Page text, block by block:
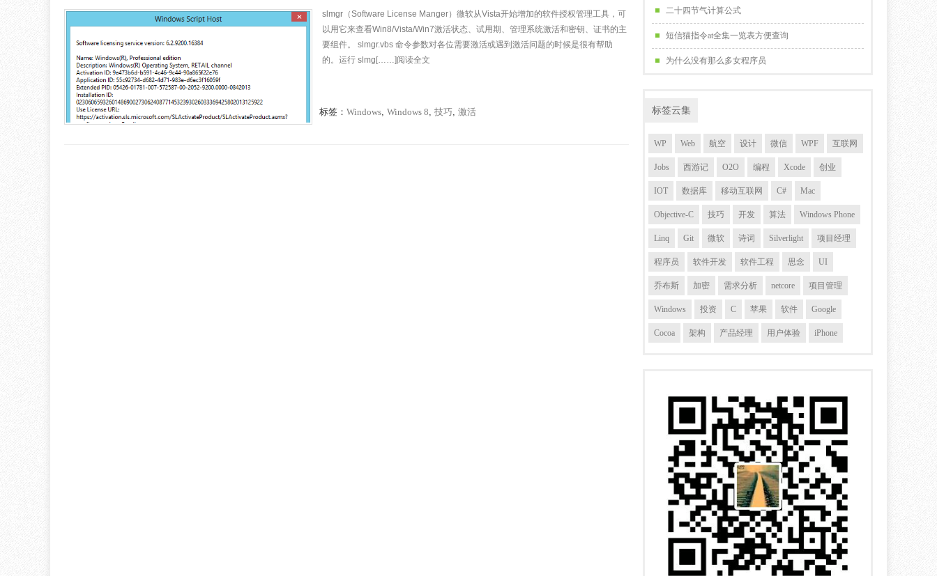
slmgr（Software License Manger）微软从Vista开始增加的软件授权管理工具，可
以用它来查看Win8/Vista/Win7激活状态、试用期、管理系统激活和密钥、证书的主
要组件。 slmgr.vbs 命令参数对各位需要激活或遇到激活问题的时候是很有帮助
的。运行 slmg[……]阅读全文
标签： Windows, Windows 8, 技巧, 激活
二十四节气计算公式
短信猫指令at全集一览表方便查询
为什么没有那么多女程序员
标签云集
WP Web 航空 设计 微信 WPF 互联网
Jobs 西游记 O2O 编程 Xcode 创业
IOT 数据库 移动互联网 C# Mac
Objective-C 技巧 开发 算法 Windows Phone
Linq Git 微软 诗词 Silverlight 项目经理
程序员 软件开发 软件工程 思念 UI
乔布斯 加密 需求分析 netcore 项目管理
Windows 投资 C 苹果 软件 Google
Cocoa 架构 产品经理 用户体验 iPhone